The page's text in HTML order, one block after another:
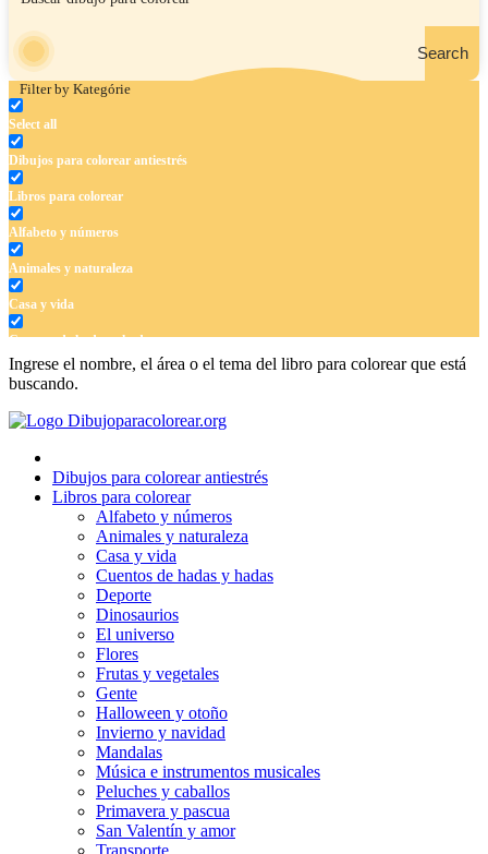
Search
Filter by Kategórie
Select all
Dibujos para colorear antiestrés
Libros para colorear
Alfabeto y números
Animales y naturaleza
Casa y vida
Cuentos de hadas y hadas
Deporte
Dinosaurios
Flores
Frutas y vegetales
Halloween y otoño
Invierno y navidad
Música e instrumentos musicales
Peluches y caballos
Primavera y pascua
San Valentín y amor
Ingrese el nombre, el área o el tema del libro para colorear que está
buscando.
Dibujos para colorear antiestrés
Libros para colorear
Alfabeto y números
Animales y naturaleza
Casa y vida
Cuentos de hadas y hadas
Deporte
Dinosaurios
El universo
Flores
Frutas y vegetales
Gente
Halloween y otoño
Invierno y navidad
Mandalas
Música e instrumentos musicales
Peluches y caballos
Primavera y pascua
San Valentín y amor
Transporte